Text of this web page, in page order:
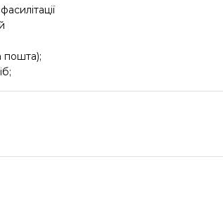
пошта);